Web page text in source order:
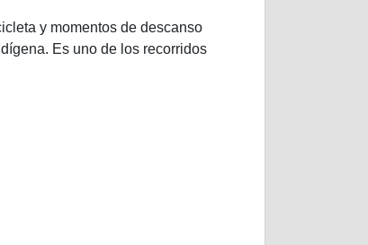
y momentos de descanso
Es uno de los recorridos